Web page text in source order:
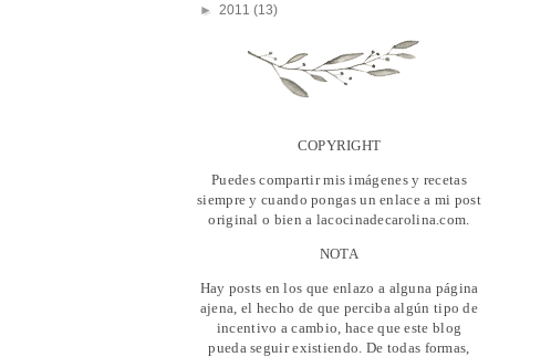
► 2011 (13)
COPYRIGHT
Puedes compartir mis imágenes y recetas
siempre y cuando pongas un enlace a mi post
original o bien a lacocinadecarolina.com.
NOTA
Hay posts en los que enlazo a alguna página
ajena, el hecho de que perciba algún tipo de
incentivo a cambio, hace que este blog
pueda seguir existiendo. De todas formas,